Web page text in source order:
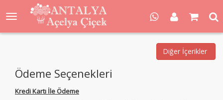
Diğer İçerikler
Ödeme Seçenekleri
Kredi Kartı İle Ödeme